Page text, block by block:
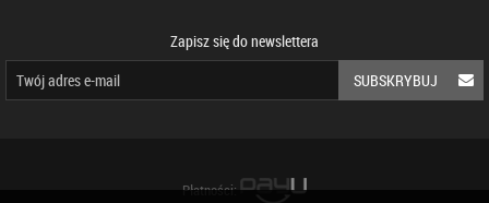
Zapisz się do newslettera
SUBSKRYBUJ
Płatności: